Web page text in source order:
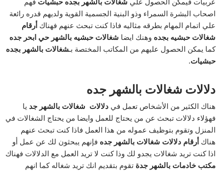
اصحاب البشرة السمراء وذو البنية الجسمية القوية ولديهم قدره رائعة
علي اتمام المهام بطرقه مثاليه فاذا كنت تبحث عنهم فهناكأرقام
شغالات حبشيه بجده وهنك ايضا شغالات حبشيه بالشهر حي ابحر جده
كما يمكن الحصول عليهم من المكاتب المختصة بـشغالات بالشهر بجده
حبشيات.
دلالات شغالات بالشهر جده
هناك الكثير من الأشخاص تعمل فيدلالات شغالات بالشهر جد يا
فهؤلاء دلالات تبحث عن من يحتاج للعمل وايضا من يحتاج الشغالات في
المنزل وتقوم بتوظيف عموله من هذا العمل فاذا كنت تبحث عنهم
هناكأرقام دلالات شغالات بالشهر جده فإنهم يبحثون لك عن عمل أو
اذا كنت تريد شغالات يجدو لك وذا كنت لا تريد العمل مع الدلالات فهناك
مكتب خادمات بالشهر جدة تقوم بتقديم انك تريد شغاله كما انهم